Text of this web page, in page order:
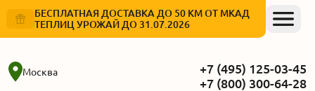
БЕСПЛАТНАЯ ДОСТАВКА ДО 50 КМ ОТ МКАД
ТЕПЛИЦ УРОЖАЙ ДО 31.07.2026
Москва
+7 (495) 125-03-45
+7 (800) 300-64-28